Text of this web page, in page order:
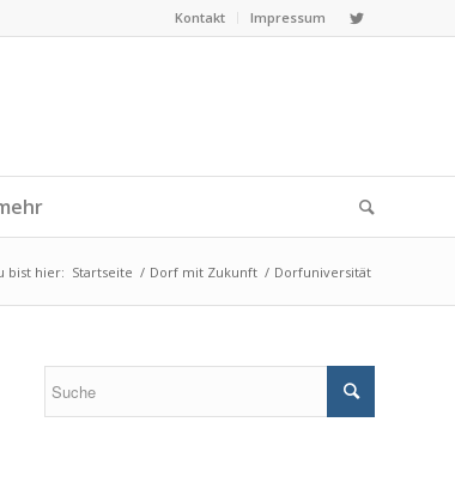
Kontakt Impressum
bist hier: Startseite / Dorf mit Zukunft / Dorfuniversität